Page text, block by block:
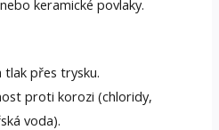
keramické povlaky.
tlak přes trysku.
proti korozi (chloridy,
voda).